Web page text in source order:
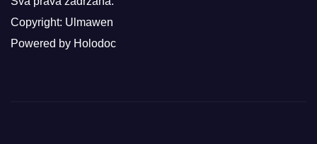
Copyright: Ulmawen
Powered by Holodoc